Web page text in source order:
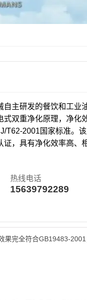
自主研发的餐饮和工业
式双重净化原理，净化
T62-2001国家标准。
证，具有净化效率高、
热线电话
15639792289
完全符合GB19483-2001